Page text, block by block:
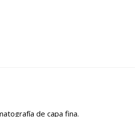
de capa fina.